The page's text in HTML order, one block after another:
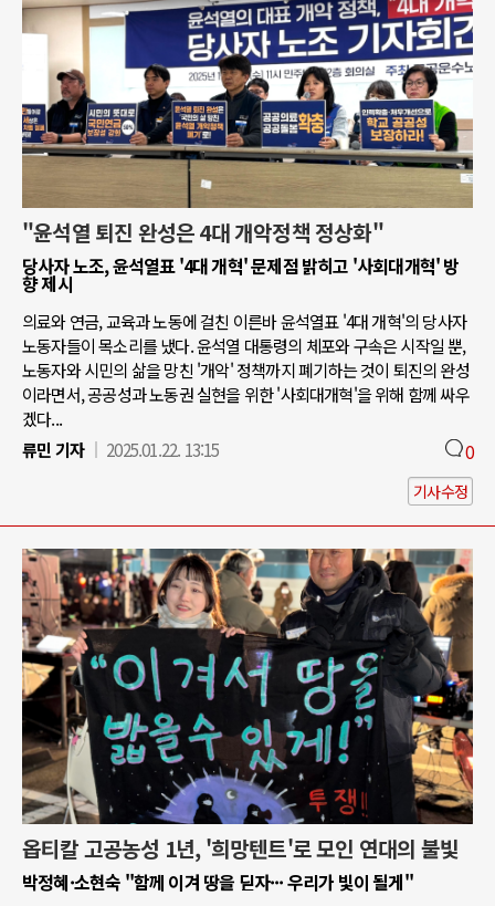
"윤석열 퇴진 완성은 4대 개악정책 정상화"
당사자 노조, 윤석열표 '4대 개혁' 문제점 밝히고 '사회대개혁' 방
향 제시
의료와 연금, 교육과 노동에 걸친 이른바 윤석열표 '4대 개혁'의 당사자
노동자들이 목소리를 냈다. 윤석열 대통령의 체포와 구속은 시작일 뿐,
노동자와 시민의 삶을 망친 '개악' 정책까지 폐기하는 것이 퇴진의 완성
이라면서, 공공성과 노동권 실현을 위한 '사회대개혁'을 위해 함께 싸우
겠다...
류민 기자
2025.01.22. 13:15 0
기사수정
옵티칼 고공농성 1년, '희망텐트'로 모인 연대의 불빛
박정혜·소현숙 "함께 이겨 땅을 딛자··· 우리가 빛이 될게"